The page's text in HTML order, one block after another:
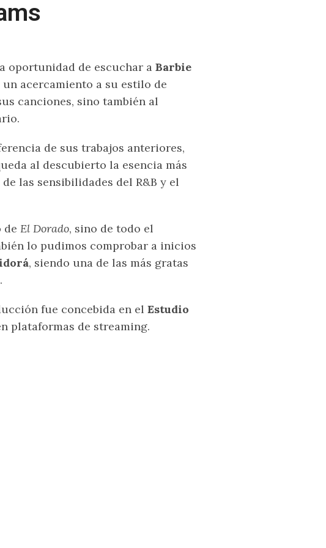
oportunidad de escuchar a Barbie
acercamiento a su estilo de
canciones, sino también al
de sus trabajos anteriores,
al descubierto la esencia más
las sensibilidades del R&B y el
de El Dorado, sino de todo el
lo pudimos comprobar a inicios
, siendo una de las más gratas
fue concebida en el Estudio
plataformas de streaming.